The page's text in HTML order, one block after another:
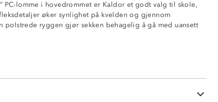
PC-lomme i hovedrommet er Kaldor et godt valg til skole,
øker synlighet på kvelden og gjennom
polstrede ryggen gjør sekken behagelig å gå med uansett
(16”)